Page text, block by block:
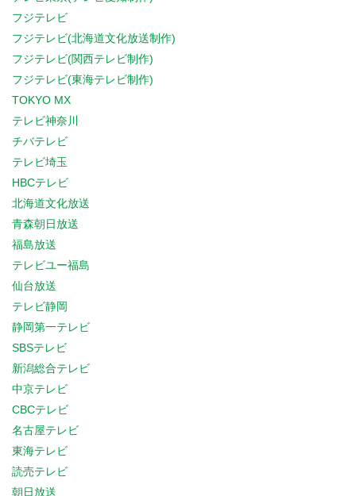
フジテレビ
フジテレビ(北海道文化放送制作)
フジテレビ(関西テレビ制作)
フジテレビ(東海テレビ制作)
TOKYO MX
テレビ神奈川
チバテレビ
テレビ埼玉
HBCテレビ
北海道文化放送
青森朝日放送
福島放送
テレビユー福島
仙台放送
テレビ静岡
静岡第一テレビ
SBSテレビ
新潟総合テレビ
中京テレビ
CBCテレビ
名古屋テレビ
東海テレビ
読売テレビ
朝日放送